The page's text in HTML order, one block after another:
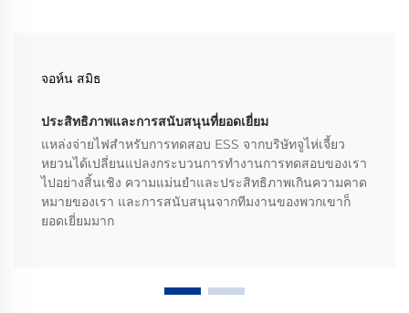
จอห์น สมิธ
ประสิทธิภาพและการสนับสนุนที่ยอดเยี่ยม
แหล่งจ่ายไฟสำหรับการทดสอบ ESS จากบริษัทจูไห่เจี้ยว
หยวนได้เปลี่ยนแปลงกระบวนการทำงานการทดสอบของเรา
ไปอย่างสิ้นเชิง ความแม่นยำและประสิทธิภาพเกินความคาด
หมายของเรา และการสนับสนุนจากทีมงานของพวกเขาก็
ยอดเยี่ยมมาก